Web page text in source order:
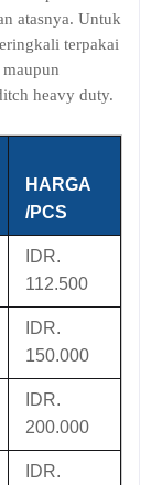
atasnya. Untuk
terpakai
heavy duty.
HARGA
/PCS
IDR.
112.500
IDR.
150.000
IDR.
200.000
IDR.